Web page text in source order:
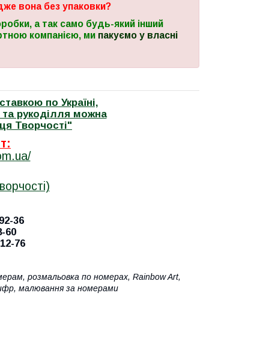
вона без упаковки?
а так само будь-який інший
компанією, ми пакуємо у власні
по Україні,
та рукоділля можна
Творчості"
36
60
76
розмальовка по номерах, Rainbow Art,
малювання за номерами